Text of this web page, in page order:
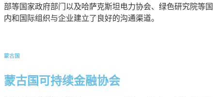
部等国家政府部门以及哈萨克斯坦电力协会、绿色研究院等国
内和国际组织与企业建立了良好的沟通渠道。
蒙古国
蒙古国可持续金融协会